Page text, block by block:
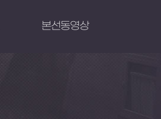
본선동영상